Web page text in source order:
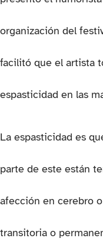
organización del
facilitó que el artista
espasticidad en las
La espasticidad es
parte de este están
afección en cerebro
transitoria o